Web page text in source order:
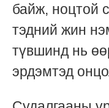
байж, ноцтой
тэдний жин
түвшинд нь
эрдэмтэд